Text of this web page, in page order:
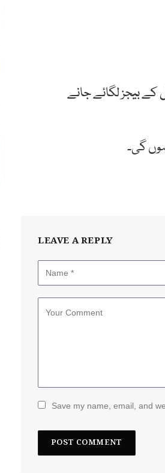
کے بیجز لگائے جانے
گی۔
LEAVE A REPLY
Save my name, email, and